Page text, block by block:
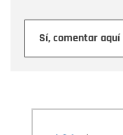
Sí, comentar